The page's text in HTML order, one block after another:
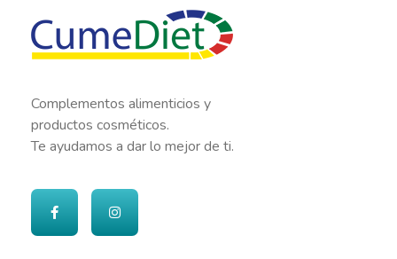
Complementos alimenticios y
productos cosméticos.
Te ayudamos a dar lo mejor de ti.